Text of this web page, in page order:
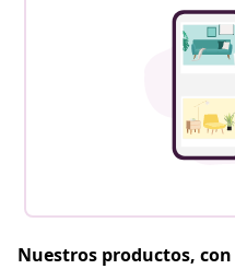
Nuestros productos,